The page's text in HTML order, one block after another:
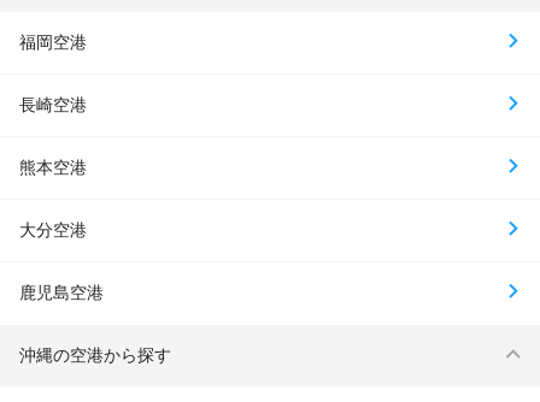
福岡空港
長崎空港
熊本空港
大分空港
鹿児島空港
沖縄の空港から探す